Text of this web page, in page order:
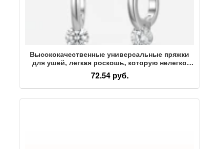
Высококачественные универсальные пряжки
для ушей, легкая роскошь, которую нелегко
выцветить, серьги, посеребренные иглы,
чрезвычайно простой женский стиль,
сверкающие серебряные серьги
72.54 руб.